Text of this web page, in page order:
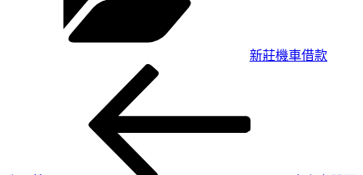
新莊機車借款